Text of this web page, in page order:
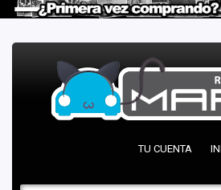
TU CUENTA